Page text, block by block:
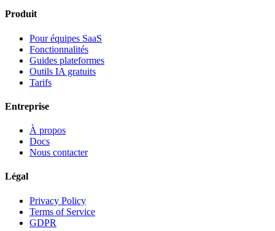
Produit
Pour équipes SaaS
Fonctionnalités
Guides plateformes
Outils IA gratuits
Tarifs
Entreprise
À propos
Docs
Nous contacter
Légal
Privacy Policy
Terms of Service
GDPR